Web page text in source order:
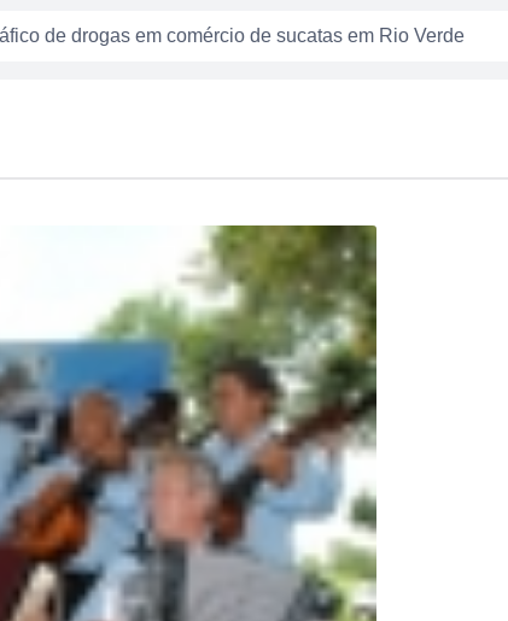
de drogas em comércio de sucatas em Rio Verde
mais rápido que suas próprias respostas
Setor Gameleira
suspeito em flagrante em Montividiu
Verde na festa dos 178 anos da cidade
domingo em jogo com cara de decisão antecipada